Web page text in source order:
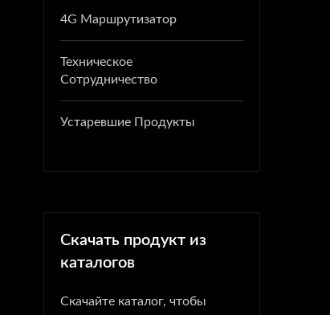
4G Маршрутизатор
Техническое
Сотрудничество
Устаревшие Продукты
Скачать продукт из
каталогов
Скачайте каталог, чтобы